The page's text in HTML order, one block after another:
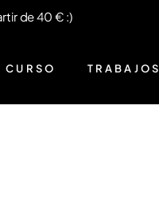
CURSO TRABAJOS
de 40 € :)